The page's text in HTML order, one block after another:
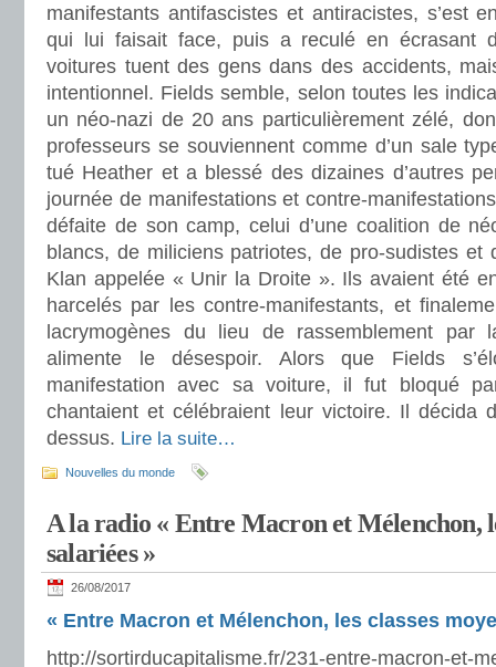
manifestants antifascistes et antiracistes, s’est
qui lui faisait face, puis a reculé en écrasant
voitures tuent des gens dans des accidents,
intentionnel. Fields semble, selon toutes les
un néo-nazi de 20 ans particulièrement zélé,
professeurs se souviennent comme d’un sale
tué Heather et a blessé des dizaines d’autres
journée de manifestations et contre-
défaite de son camp, celui d’une coalition de
blancs, de miliciens patriotes, de pro-sudistes et
Klan appelée « Unir la Droite ». Ils avaient été
harcelés par les contre-manifestants, et
lacrymogènes du lieu de rassemblement
alimente le désespoir. Alors que Fields
manifestation avec sa voiture, il fut bloqué
chantaient et célébraient leur victoire. Il décida
dessus. Lire la suite…
Nouvelles du monde
A la radio « Entre Macron et Mélenchon,
salariées »
26/08/2017
« Entre Macron et Mélenchon, les classes
http://sortirducapitalisme.fr/231-entre-macron-et-